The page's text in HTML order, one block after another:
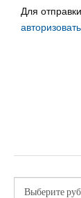
Для